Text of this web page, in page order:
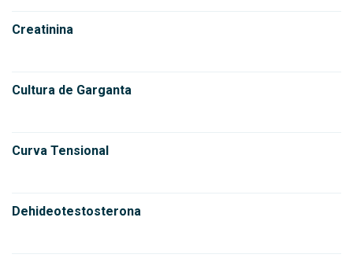
Creatinina
Cultura de Garganta
Curva Tensional
Dehideotestosterona